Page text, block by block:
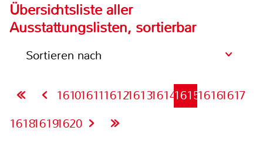
Übersichtsliste aller
Ausstattungslisten, sortierbar
Sortieren nach
16101611161216131614161516161617
161816191620